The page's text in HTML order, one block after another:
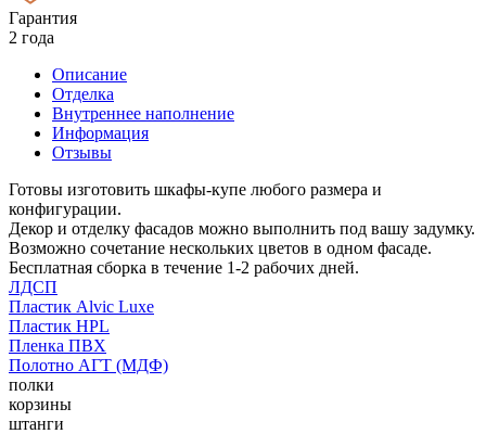
Гарантия
2 года
Описание
Отделка
Внутреннее наполнение
Информация
Отзывы
Готовы изготовить шкафы-купе любого размера и
конфигурации.
Декор и отделку фасадов можно выполнить под вашу задумку.
Возможно сочетание нескольких цветов в одном фасаде.
Бесплатная сборка в течение 1-2 рабочих дней.
ЛДСП
Пластик Alvic Luxe
Пластик HPL
Пленка ПВХ
Полотно АГТ (МДФ)
полки
корзины
штанги